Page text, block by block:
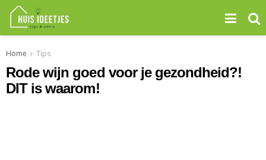
Home Tips
Rode wijn goed voor je gezondheid?!
DIT is waarom!